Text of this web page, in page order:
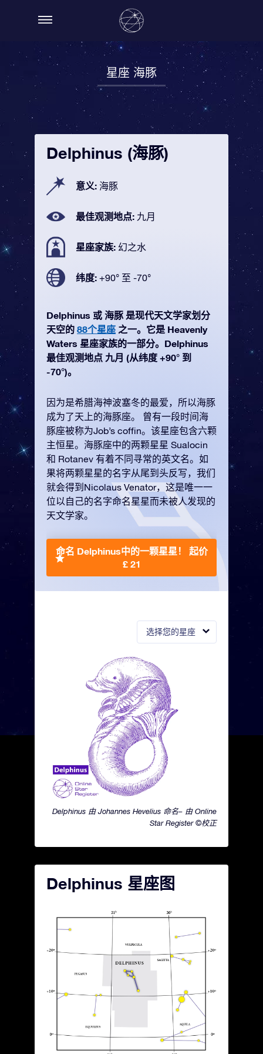
星座 海豚
选择您的星座
Delphinus 由 Johannes Hevelius 命名– 由 Online
Star Register ©校正
Delphinus (海豚)
意义: 海豚
最佳观测地点: 九月
星座家族: 幻之水
纬度: +90° 至 -70°
Delphinus 或 海豚 是现代天文学家划分
天空的 88个星座 之一。它是 Heavenly
Waters 星座家族的一部分。Delphinus
最佳观测地点 九月 (从纬度 +90° 到
-70°)。
因为是希腊海神波塞冬的最爱，所以海豚
成为了天上的海豚座。 曾有一段时间海
豚座被称为Job’s coffin。该星座包含六颗
主恒星。海豚座中的两颗星星 Sualocin
和 Rotanev 有着不同寻常的英文名。如
果将两颗星星的名字从尾到头反写，我们
就会得到Nicolaus Venator，这是唯一一
位以自己的名字命名星星而未被人发现的
天文学家。
命名 Delphinus中的一颗星星！ 起价
£ 21
Delphinus 星座图